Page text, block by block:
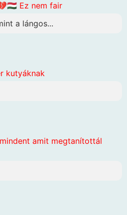
Ez nem fair
a lángos...
kutyáknak
amit megtanítottál